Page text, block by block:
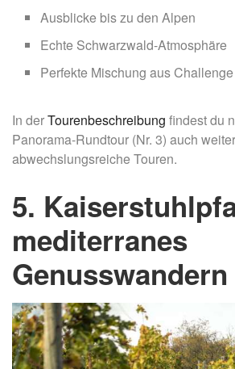
Ausblicke bis zu den Alpen
Echte Schwarzwald-Atmosphäre
Perfekte Mischung aus
In derTourenbeschreibung findest du
Panorama-Rundtour (Nr. 3) auch
abwechslungsreiche Touren.
5.
mediterranes
Genusswandern